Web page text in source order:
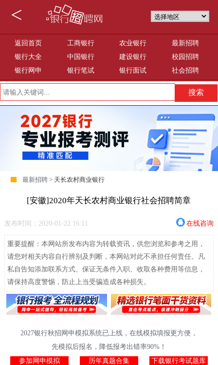
<
返回首页 工商银行 农业银行
最新招聘
银行大全
中国银行 建设银行
校园招聘
银行网申
银行笔试 银行面试 社会招聘
最新招聘 > 天长农村商业银行
[安徽]2020年天长农村商业银行社会招聘简章
发布时间：2020-01-22 16:11 在线咨询
重要提醒：本网站所发布内容为转载资讯，供您浏览和参考之用，
请您对相关内容自行辨别及判断，本网站对此不承担任何责任。凡
私自告知添加联系方式、保证无条件入职、收取各种费用等信息，
请保持高度警惕，防止上当受骗造成各种损失。
2027银行秋招网申模拟系统已上线，在线模拟填报更方便，
先模拟后报名，降低报考出错率90%！
参加网申模拟
历年真题合集 下载银行考试题库